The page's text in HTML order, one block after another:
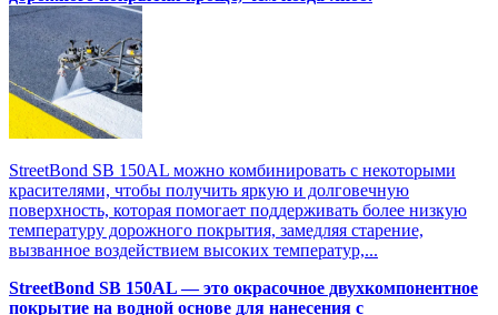
StreetBond SB 150AL можно комбинировать с некоторыми
красителями, чтобы получить яркую и долговечную
поверхность, которая помогает поддерживать более низкую
температуру дорожного покрытия, замедляя старение,
вызванное воздействием высоких температур,...
StreetBond SB 150AL — это окрасочное двухкомпонентное
покрытие на водной основе для нанесения с